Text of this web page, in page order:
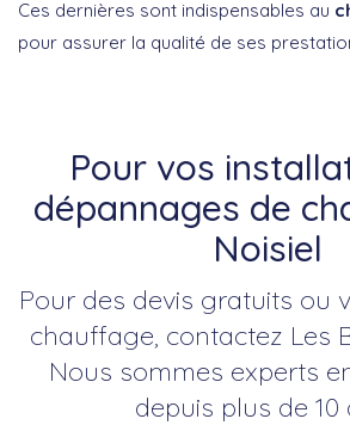
Ces dernières sont indispensables au
pour assurer la qualité de ses
Pour vos
dépannages de
Noisiel
Pour des devis gratuits ou
chauffage, contactez Les
Nous sommes experts
depuis plus de 10